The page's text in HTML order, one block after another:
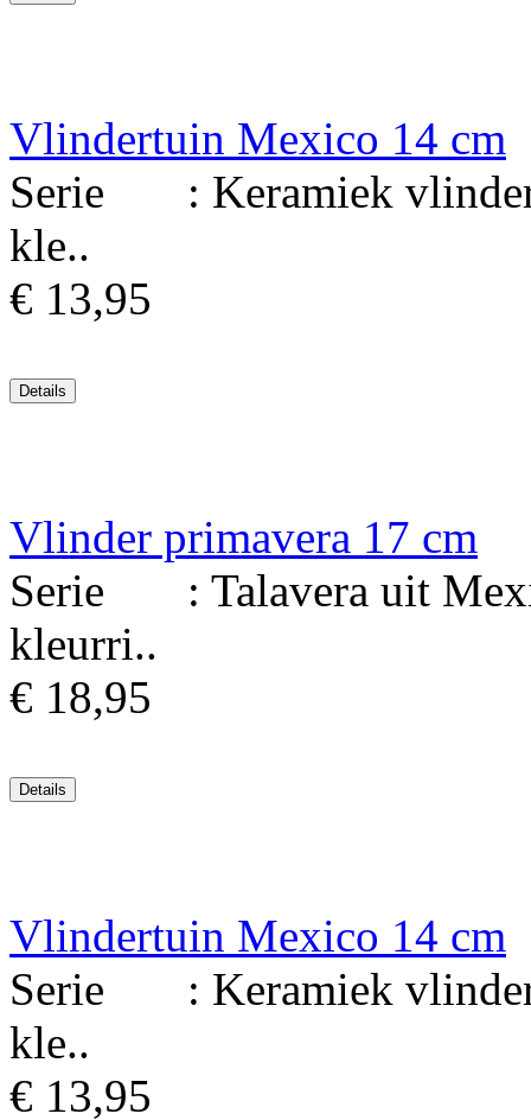
Vlindertuin Mexico 14 cm
Serie : Keramiek vlinder
kle..
€ 13,95
Vlinder primavera 17 cm
Serie : Talavera uit
kleurri..
€ 18,95
Vlindertuin Mexico 14 cm
Serie : Keramiek vlinder
kle..
€ 13,95